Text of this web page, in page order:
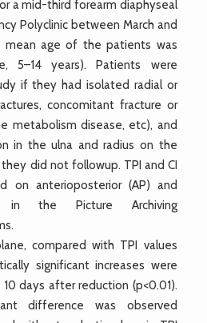
a mid-third forearm diaphyseal
Polyclinic between March and
mean age of the patients was
5–14 years). Patients were
if they had isolated radial or
concomitant fracture or
metabolism disease, etc), and
in the ulna and radius on the
did not followup. TPI and CI
on anterioposterior (AP) and
in the Picture Archiving
compared with TPI values
significant increases were
days after reduction (p<0.01).
difference was observed